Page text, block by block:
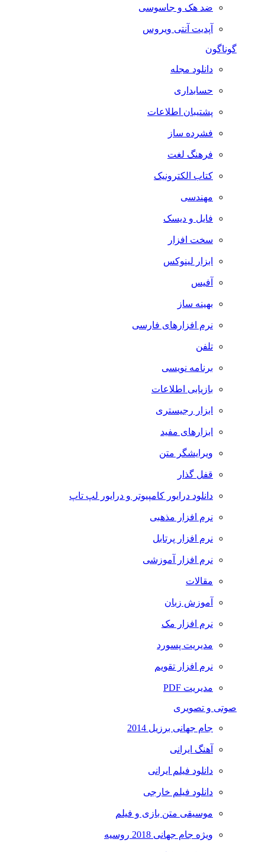
ضد هک و جاسوسی
آپدیت آنتی ویروس
گوناگون
دانلود مجله
حسابداری
پشتیبان اطلاعات
فشرده ساز
فرهنگ لغت
کتاب الکترونیک
مهندسی
فایل و دیسک
سخت افزار
ابزار لینوکس
آفیس
بهینه ساز
نرم افزارهای فارسی
تلفن
برنامه نویسی
بازیابی اطلاعات
ابزار رجیستری
ابزارهای مفید
ویرایشگر متن
قفل گذار
دانلود درایور کامپیوتر و درایور لپ تاپ
نرم افزار مذهبی
نرم افزار پرتابل
نرم افزار آموزشی
مقالات
آموزش زبان
نرم افزار مک
مدیریت پسورد
نرم افزار تقویم
مدیریت PDF
صوتی و تصویری
جام جهانی برزیل 2014
آهنگ ایرانی
دانلود فیلم ایرانی
دانلود فیلم خارجی
موسیقی متن بازی و فیلم
ویژه جام جهانی 2018 روسیه